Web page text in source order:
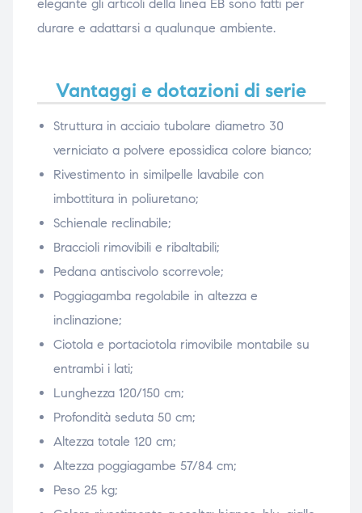
elegante gli articoli della linea EB sono fatti per
durare e adattarsi a qualunque ambiente.
Vantaggi e dotazioni di serie
Struttura in acciaio tubolare diametro 30
verniciato a polvere epossidica colore bianco;
Rivestimento in similpelle lavabile con
imbottitura in poliuretano;
Schienale reclinabile;
Braccioli rimovibili e ribaltabili;
Pedana antiscivolo scorrevole;
Poggiagamba regolabile in altezza e
inclinazione;
Ciotola e portaciotola rimovibile montabile su
entrambi i lati;
Lunghezza 120/150 cm;
Profondità seduta 50 cm;
Altezza totale 120 cm;
Altezza poggiagambe 57/84 cm;
Peso 25 kg;